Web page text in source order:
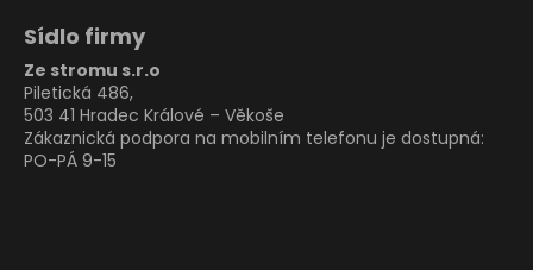
Sídlo firmy
Ze stromu s.r.o
Piletická 486,
503 41 Hradec Králové – Věkoše
Zákaznická podpora na mobilním telefonu je dostupná:
PO-PÁ 9-15